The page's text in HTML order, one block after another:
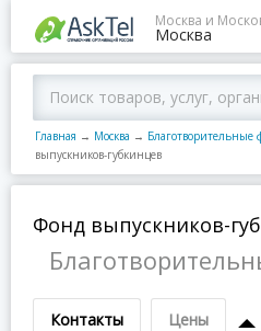
Москва и
Москва
Главная → Москва →
выпускников-губкинцев
Фонд выпускников-
Контакты Цены